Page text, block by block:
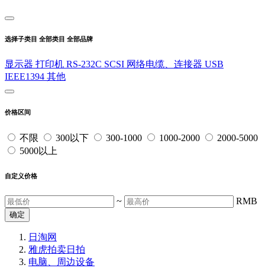
选择子类目 全部类目 全部品牌
显示器 打印机 RS-232C SCSI 网络电缆、连接器 USB
IEEE1394 其他
价格区间
不限 300以下 300-1000 1000-2000
2000-5000
5000以上
自定义价格
~ RMB
确定
日淘网
雅虎拍卖日拍
电脑、周边设备